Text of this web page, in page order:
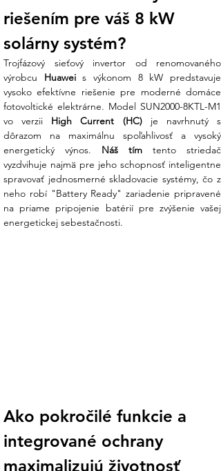
riešenie, ktoré je tiché, bezpečné a plne
pripravené na energetickú sebestačnosť.
Hlavné prednosti meniča Huawei
SUN2000-8KTL-M1 (HC):
Hybridná funkcia Plug & Play:Menič
je od výroby pripravený na pripojenie
batériového systému Huawei LUNA2000.
To vám umožňuje kedykoľvek prejsť na
systém so skladovaním energie bez
potreby výmeny striedača.
Vysoká účinnosť a výťažok:Vďaka
špičkovej topológii dosahuje menič
maximálnu účinnosť až 98,6 %. Verzia
Absolútne tichá prevádzka:Vďaka
je striedač ideálny aj pre inštaláciu v
obytných priestoroch, kde nespôsobuje
riešením pre váš 8 kW
solárny systém?
Trojfázový sieťový invertor od renomovaného
výrobcu Huawei s výkonom 8 kW predstavuje
vysoko efektívne riešenie pre moderné domáce
fotovoltické elektrárne. Model SUN2000-8KTL-M1
vo verzii High Current (HC) je navrhnutý s
dôrazom na maximálnu spoľahlivosť a vysoký
energetický výnos. Náš tím tento striedač
vyzdvihuje najmä pre jeho schopnosť inteligentne
spravovať jednosmerné skladovacie systémy, čo z
neho robí "Battery Ready" zariadenie pripravené
na priame pripojenie batérií pre zvýšenie vašej
energetickej sebestačnosti.
Ako pokročilé funkcie a
integrované ochrany
maximalizujú životnosť